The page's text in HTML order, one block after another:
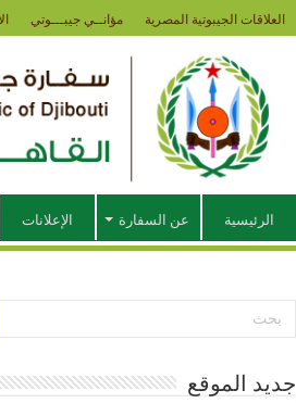
العلاقات الجيبوتية المصرية مؤانــي جيبـــوتي
الرئيسية عن السفارة الإعلانات
جديد الموقع